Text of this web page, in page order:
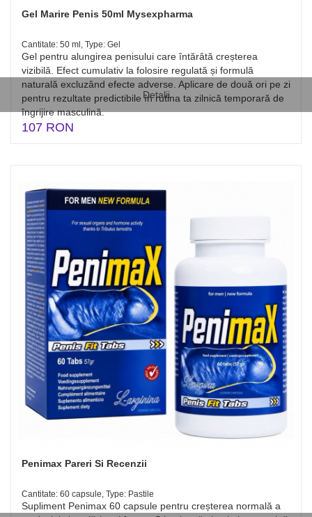
Detalii
Gel Marire Penis 50ml Mysexpharma
Cantitate: 50 ml, Type: Gel
Gel pentru alungirea penisului care întărâtă creșterea
vizibilă. Efect cumulativ la folosire regulată și formulă
naturală excluzând efecte adverse. Aplicare de două ori pe zi
pentru rezultate predictibile în rutina ta zilnică temporară de
îngrijire masculină.
107 RON
Penimax Pareri Si Recenzii
Cantitate: 60 capsule, Type: Pastile
Supliment Penimax 60 capsule pentru creșterea normală a